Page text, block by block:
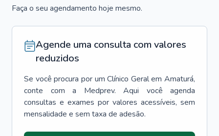
Faça o seu agendamento hoje mesmo.
Agende uma consulta com valores
reduzidos
Se você procura por um Clínico Geral em Amaturá,
conte com a Medprev. Aqui você agenda
consultas e exames por valores acessíveis, sem
mensalidade e sem taxa de adesão.